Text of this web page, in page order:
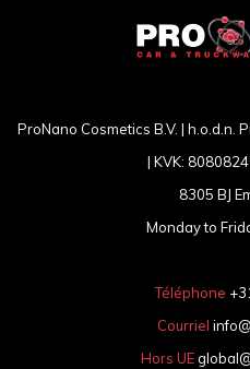
ProNano Cosmetics B.V. | h.o.d.n.
| KVK:
8305 BJ
Monday to
Téléphone
Courriel
Hors UE